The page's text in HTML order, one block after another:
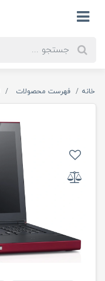
خانه فهرست محصولات